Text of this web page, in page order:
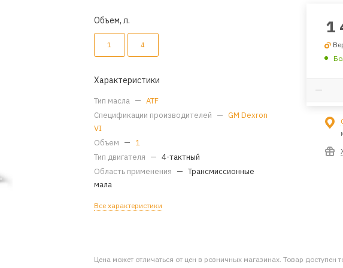
Объем, л.
1 4
Характеристики
Тип масла — ATF
Спецификации производителей — GM Dexron
VI
Объем — 1
Тип двигателя — 4-тактный
Область применения — Трансмиссионные
мала
Все характеристики
1
Цена может отличаться от цен в розничных магазинах. Товар